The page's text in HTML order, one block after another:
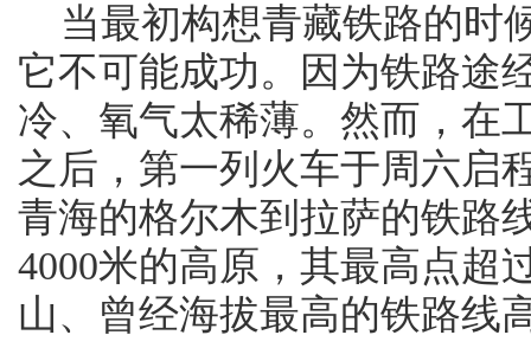
当最初构想青藏铁路的时
它不可能成功。因为铁路途
冷、氧气太稀薄。然而，在
之后，第一列火车于周六启
青海的格尔木到拉萨的铁路
4000米的高原，其最高点超
山、曾经海拔最高的铁路线